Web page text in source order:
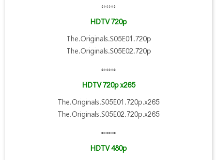
******
HDTV 720p
The.Originals.S05E01.720p
The.Originals.S05E02.720p
******
HDTV 720p x265
The.Originals.S05E01.720p.x265
The.Originals.S05E02.720p.x265
******
HDTV 480p